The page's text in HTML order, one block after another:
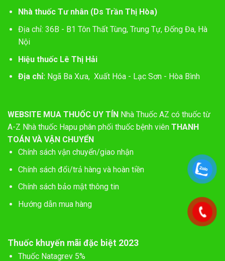
Nhà thuốc Tư nhân (Ds Trần Thị Hòa)
Địa chỉ: 36B - B1 Tôn Thất Tùng, Trung Tự, Đống Đa, Hà
Nội
Hiệu thuốc Lê Thị Hải
Địa chỉ: Ngã Ba Xưa, Xuất Hóa - Lạc Sơn - Hòa Bình
WEBSITE MUA THUỐC UY TÍN Nhà Thuốc AZ có thuốc từ
A-Z Nhà thuốc Hapu phân phối thuốc bệnh viên THANH
TOÁN VÀ VẬN CHUYỂN
Chính sách vận chuyển/giao nhận
Chính sách đổi/trả hàng và hoàn tiền
Chính sách bảo mật thông tin
Hướng dẫn mua hàng
Thuốc khuyến mãi đặc biệt 2023
Thuốc Natagrev 5%